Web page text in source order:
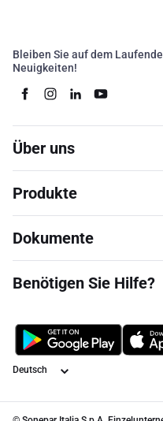
Bleiben Sie auf dem
Neuigkeiten!
Über uns
Produkte
Dokumente
Benötigen Sie Hilfe?
Sprache